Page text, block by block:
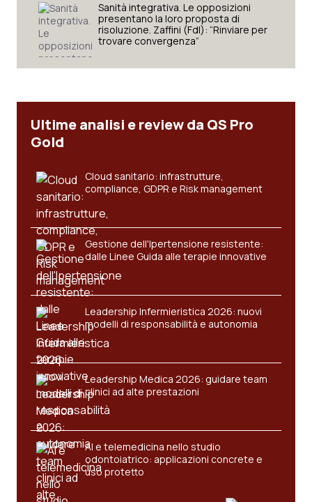
Valle D’Aosta
Veneto
Oncodermatologia
Oncoematologia
Psoriasi & pelle
Quotidiano Chirurgia
Quotidiano Oncologia
Quotidiano Pediatria
Rene & patologie urogenitali
Salute orale & impianti
Sangue & coagulazione
Tiroide
Tumore al seno
Tumore ovarico
Sanità integrativa. Le opposizioni
presentano la loro proposta di
risoluzione. Zaffini (FdI): “Rinviare per
trovare convergenza”
Ultime analisi e review da QS Pro
Gold
Cloud sanitario: infrastrutture,
compliance, GDPR e Risk management
Gestione dell'Ipertensione resistente:
dalle Linee Guida alle terapie innovative
Leadership Infermieristica 2026: nuovi
modelli di responsabilità e autonomia
Leadership Medica 2026: guidare team
clinici ad alte prestazioni
AI e telemedicina nello studio
odontoiatrico: applicazioni concrete e
uso protetto